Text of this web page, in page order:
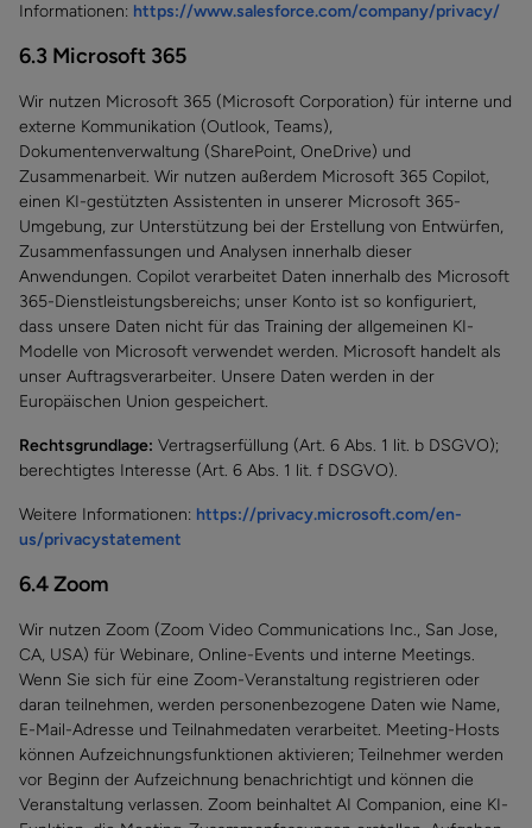
Informationen: https://www.salesforce.com/company/privacy/
6.3 Microsoft 365
Wir nutzen Microsoft 365 (Microsoft Corporation) für interne und
externe Kommunikation (Outlook, Teams),
Dokumentenverwaltung (SharePoint, OneDrive) und
Zusammenarbeit. Wir nutzen außerdem Microsoft 365 Copilot,
einen KI-gestützten Assistenten in unserer Microsoft 365-
Umgebung, zur Unterstützung bei der Erstellung von Entwürfen,
Zusammenfassungen und Analysen innerhalb dieser
Anwendungen. Copilot verarbeitet Daten innerhalb des Microsoft
365-Dienstleistungsbereichs; unser Konto ist so konfiguriert,
dass unsere Daten nicht für das Training der allgemeinen KI-
Modelle von Microsoft verwendet werden. Microsoft handelt als
unser Auftragsverarbeiter. Unsere Daten werden in der
Europäischen Union gespeichert.
Rechtsgrundlage: Vertragserfüllung (Art. 6 Abs. 1 lit. b DSGVO);
berechtigtes Interesse (Art. 6 Abs. 1 lit. f DSGVO).
Weitere Informationen: https://privacy.microsoft.com/en-
us/privacystatement
6.4 Zoom
Wir nutzen Zoom (Zoom Video Communications Inc., San Jose,
CA, USA) für Webinare, Online-Events und interne Meetings.
Wenn Sie sich für eine Zoom-Veranstaltung registrieren oder
daran teilnehmen, werden personenbezogene Daten wie Name,
E-Mail-Adresse und Teilnahmedaten verarbeitet. Meeting-Hosts
können Aufzeichnungsfunktionen aktivieren; Teilnehmer werden
vor Beginn der Aufzeichnung benachrichtigt und können die
Veranstaltung verlassen. Zoom beinhaltet AI Companion, eine KI-